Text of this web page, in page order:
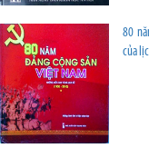
80
của